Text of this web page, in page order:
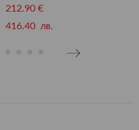
212.90 €
416.40 лв.